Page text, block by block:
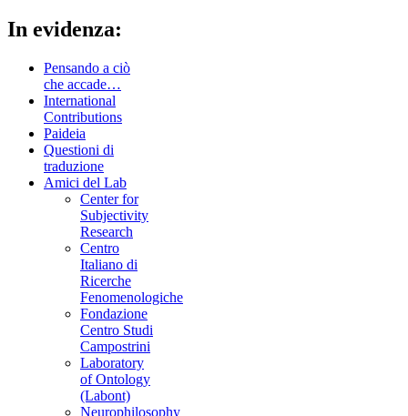
In evidenza:
Pensando a ciò
che accade…
International
Contributions
Paideia
Questioni di
traduzione
Amici del Lab
Center for
Subjectivity
Research
Centro
Italiano di
Ricerche
Fenomenologiche
Fondazione
Centro Studi
Campostrini
Laboratory
of Ontology
(Labont)
Neurophilosophy